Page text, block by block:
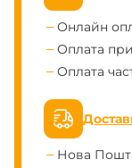
Онлайн
Оплата
Оплата
Нова